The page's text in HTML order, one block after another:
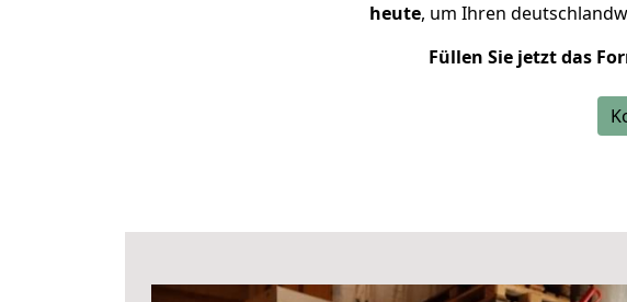
heute, um Ihren
Füllen Sie jetzt das